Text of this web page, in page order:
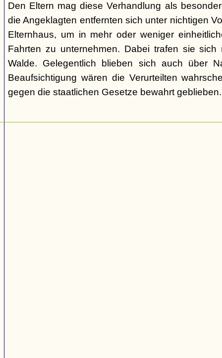
Den Eltern mag diese Verhandlung als
die Angeklagten entfernten sich unter nichtigen
Elternhaus, um in mehr oder weniger
Fahrten zu unternehmen. Dabei trafen sie sich
Walde. Gelegentlich blieben sich auch über
Beaufsichtigung wären die Verurteilten
gegen die staatlichen Gesetze bewahrt